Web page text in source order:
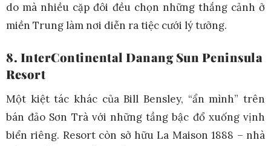
do mà nhiều cặp đôi đều chọn những thắng cảnh ở
miền Trung làm nơi diễn ra tiệc cưới lý tưởng.
8. InterContinental Danang Sun Peninsula
Resort
Một kiệt tác khác của Bill Bensley, “ẩn mình” trên
bán đảo Sơn Trà với những tầng bậc đổ xuống vịnh
biển riêng. Resort còn sở hữu La Maison 1888 – nhà